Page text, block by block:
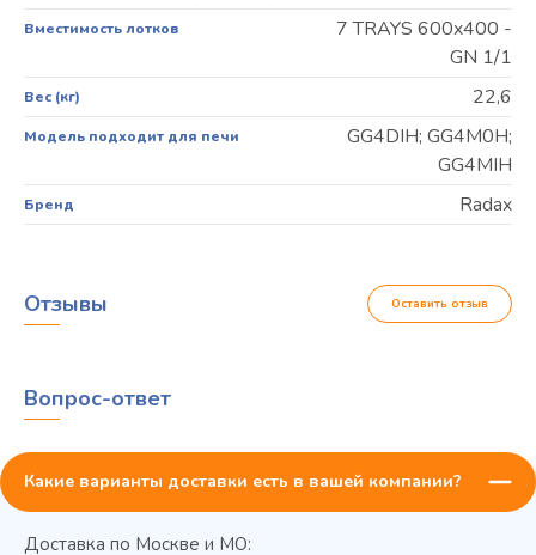
Вместимость лотков
7 TRAYS 600x400 -
GN 1/1
Вес (кг) 22,6
Модель подходит для печи
GG4DIH; GG4M0H;
GG4MIH
Бренд Radax
Отзывы Оставить отзыв
Вопрос-ответ
Какие варианты доставки есть в вашей компании?
Доставка по Москве и МО: